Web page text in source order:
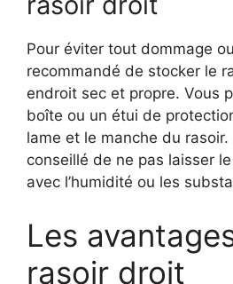
Pour éviter tout dommage
recommandé de stocker le
endroit sec et propre. Vous
boîte ou un étui de
lame et le manche du
conseillé de ne pas laisser
avec l’humidité ou les
Les
rasoir droit